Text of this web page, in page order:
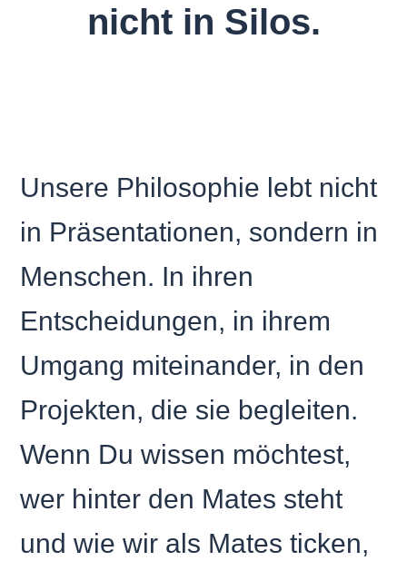
nicht in Silos.
Unsere Philosophie lebt nicht
in Präsentationen, sondern in
Menschen. In ihren
Entscheidungen, in ihrem
Umgang miteinander, in den
Projekten, die sie begleiten.
Wenn Du wissen möchtest,
wer hinter den Mates steht
und wie wir als Mates ticken,